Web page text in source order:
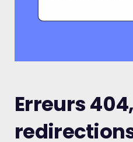
Erreurs 404,